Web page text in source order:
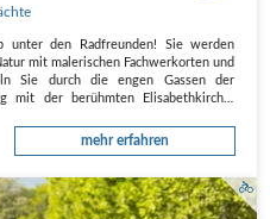
unter den Radfreunden! Sie werden
mit malerischen Fachwerkorten und
Sie durch die engen Gassen der
mit der berühmten Elisabethkirche.
mehr erfahren